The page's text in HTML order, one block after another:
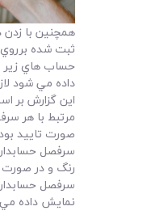
همچنين با
ثبت شده
حساب هاي زير
داده مي شود
اين گزارش بر
مرتبط با هر
صورت تاييد
سرفصل
رنگ و در صورت
سرفصل
نمايش داده